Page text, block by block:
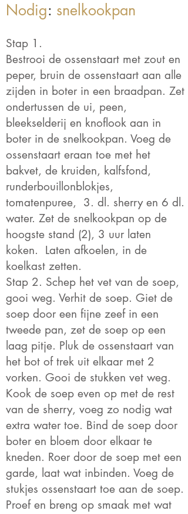
Nodig: snelkookpan
Stap 1.
Bestrooi de ossenstaart met zout en
peper, bruin de ossenstaart aan alle
zijden in boter in een braadpan. Zet
ondertussen de ui, peen,
bleekselderij en knoflook aan in
boter in de snelkookpan. Voeg de
ossenstaart eraan toe met het
bakvet, de kruiden, kalfsfond,
runderbouillonblokjes,
tomatenpuree, 3. dl. sherry en 6 dl.
water. Zet de snelkookpan op de
hoogste stand (2), 3 uur laten
koken. Laten afkoelen, in de
koelkast zetten.
Stap 2. Schep het vet van de soep,
gooi weg. Verhit de soep. Giet de
soep door een fijne zeef in een
tweede pan, zet de soep op een
laag pitje. Pluk de ossenstaart van
het bot of trek uit elkaar met 2
vorken. Gooi de stukken vet weg.
Kook de soep even op met de rest
van de sherry, voeg zo nodig wat
extra water toe. Bind de soep door
boter en bloem door elkaar te
kneden. Roer door de soep met een
garde, laat wat inbinden. Voeg de
stukjes ossenstaart toe aan de soep.
Proef en breng op smaak met wat